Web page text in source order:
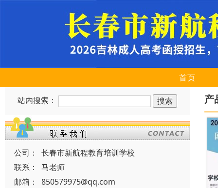
首页
站内搜索：
公司：
长春市新航程教育培训学校
联系：
马老师
邮箱：
850579975@qq.com
产